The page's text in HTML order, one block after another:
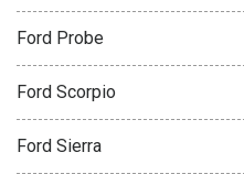
Ford Probe
Ford Scorpio
Ford Sierra